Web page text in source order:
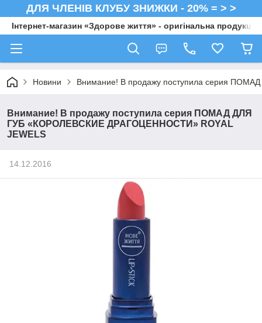
ДЛЯ ЧЛЕНІВ КЛУБУ ЗНИЖКИ - 20% = > >
Інтернет-магазин «Здорове життя» - оригінальна продукція
Новини Внимание! В продажу поступила серия
Внимание! В продажу поступила серия ПОМАД ДЛЯ
ГУБ «КОРОЛЕВСКИЕ ДРАГОЦЕННОСТИ» ROYAL
JEWELS
14.12.2016